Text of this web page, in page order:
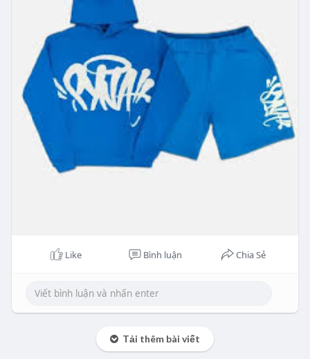
Like Bình luận Chia Sẻ
Tải thêm bài viết